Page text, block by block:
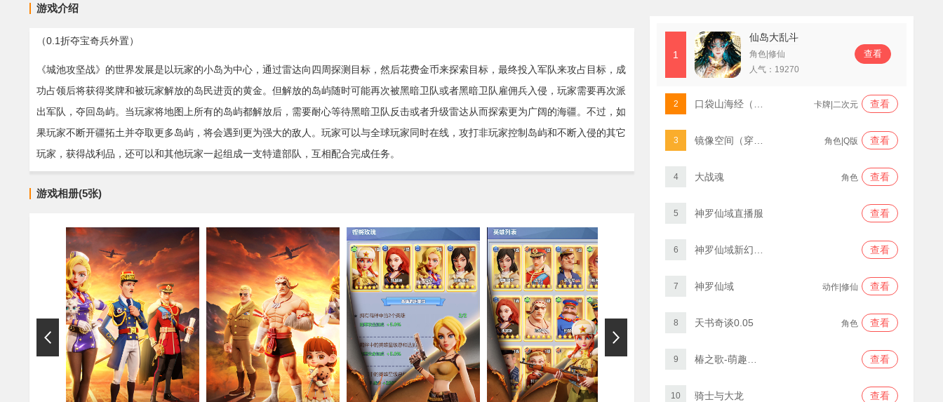
游戏介绍
（0.1折夺宝奇兵外置）
《城池攻坚战》的世界发展是以玩家的小岛为中心，通过雷达向四周探测目标，然后花费金币来探索目标，最终投入军队来攻占目标，成
功占领后将获得奖牌和被玩家解放的岛民进贡的黄金。但解放的岛屿随时可能再次被黑暗卫队或者黑暗卫队雇佣兵入侵，玩家需要再次派
出军队，夺回岛屿。当玩家将地图上所有的岛屿都解放后，需要耐心等待黑暗卫队反击或者升级雷达从而探索更为广阔的海疆。不过，如
果玩家不断开疆拓土并夺取更多岛屿，将会遇到更为强大的敌人。玩家可以与全球玩家同时在线，攻打非玩家控制岛屿和不断入侵的其它
玩家，获得战利品，还可以和其他玩家一起组成一支特遣部队，互相配合完成任务。
游戏相册(5张)
1
仙岛大乱斗
角色|修仙
人气： 19270
查看
2 卡牌|二次元 查看
3 角色|Q版 查看
4 大战魂 角色 查看
5 神罗仙域直播服 查看
6 查看
7 神罗仙域 动作|修仙 查看
8 天书奇谈0.05 角色 查看
9 查看
10 骑士与大龙 查看